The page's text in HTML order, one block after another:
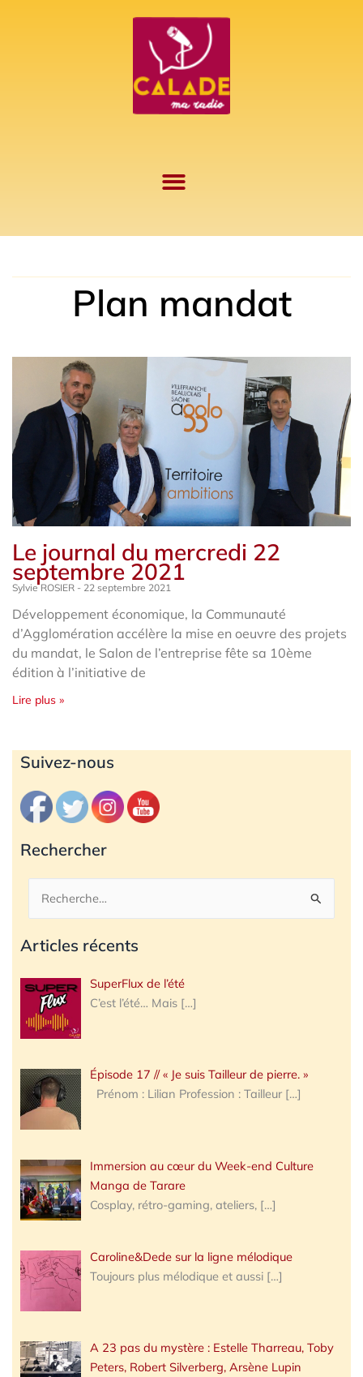
Plan mandat
Le journal du mercredi 22
septembre 2021
Sylvie ROSIER 22 septembre 2021
Développement économique, la Communauté
d’Agglomération accélère la mise en oeuvre des projets
du mandat, le Salon de l’entreprise fête sa 10ème
édition à l’initiative de
Lire plus »
Suivez-nous
Rechercher
Rechercher :
Articles récents
SuperFlux de l’été
C’est l’été… Mais […]
Épisode 17 // « Je suis Tailleur de pierre. »
Prénom : Lilian Profession : Tailleur […]
Immersion au cœur du Week-end Culture
Manga de Tarare
Cosplay, rétro-gaming, ateliers, […]
Caroline&Dede sur la ligne mélodique
Toujours plus mélodique et aussi […]
A 23 pas du mystère : Estelle Tharreau, Toby
Peters, Robert Silverberg, Arsène Lupin
Archives